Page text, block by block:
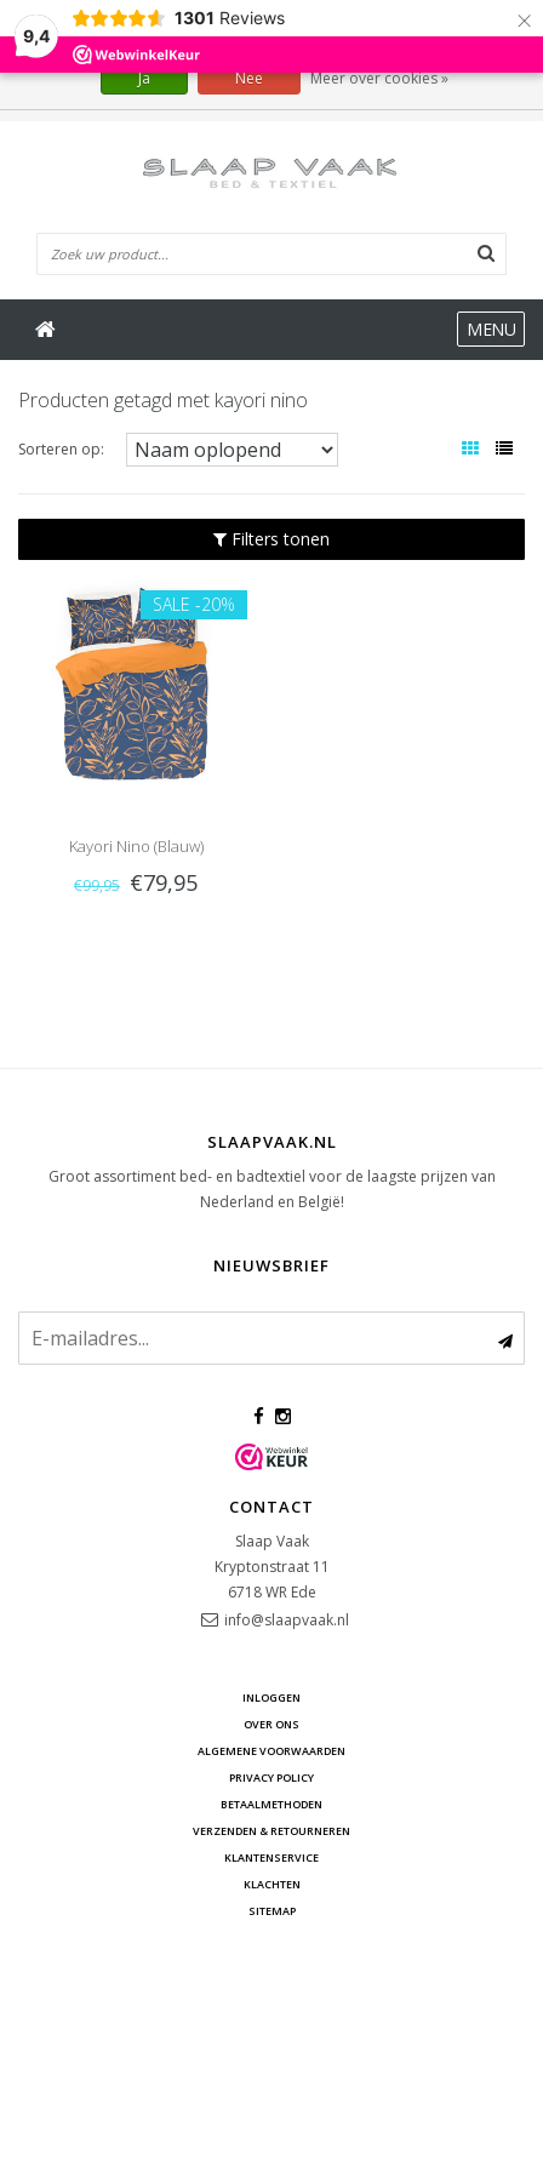
9,4
1301 Reviews ×
MENU
Producten getagd met kayori nino
Sorteren op:
Filters tonen
SALE -20%
Kayori Nino (Blauw)
€99,95 €79,95
SLAAPVAAK.NL
Groot assortiment bed- en badtextiel voor de laagste prijzen van
Nederland en België!
NIEUWSBRIEF
CONTACT
Slaap Vaak
Kryptonstraat 11
6718 WR Ede
info@slaapvaak.nl
INLOGGEN
OVER ONS
ALGEMENE VOORWAARDEN
PRIVACY POLICY
BETAALMETHODEN
VERZENDEN & RETOURNEREN
KLANTENSERVICE
KLACHTEN
SITEMAP
Wij slaan cookies op om onze website te verbeteren. Is dat akkoord?
Ja Nee Meer over cookies »